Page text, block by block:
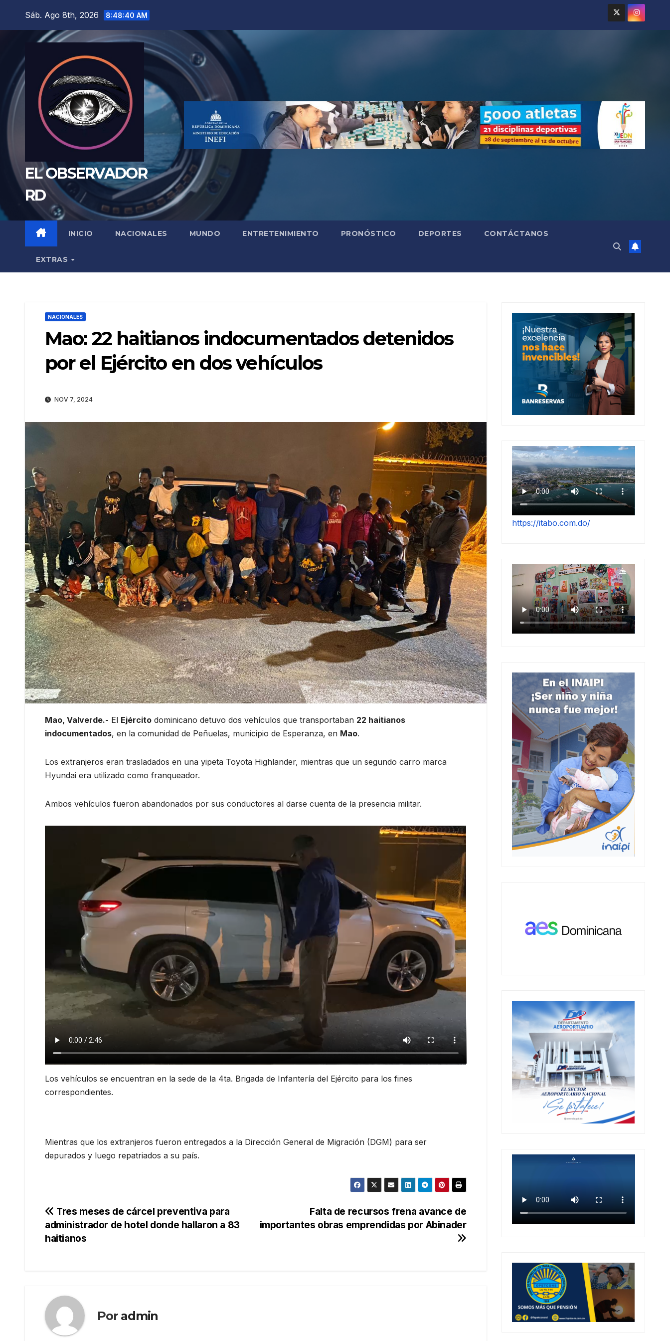
Sáb. Ago 8th, 2026 8:48:41 AM
EL OBSERVADOR
RD
INICIO NACIONALES MUNDO ENTRETENIMIENTO PRONÓSTICO DEPORTES CONTÁCTANOS
EXTRAS
NACIONALES
Mao: 22 haitianos indocumentados detenidos
por el Ejército en dos vehículos
NOV 7, 2024
Mao, Valverde.- El Ejército dominicano detuvo dos vehículos que transportaban 22 haitianos
indocumentados, en la comunidad de Peñuelas, municipio de Esperanza, en Mao.
Los extranjeros eran trasladados en una yipeta Toyota Highlander, mientras que un segundo carro marca
Hyundai era utilizado como franqueador.
Ambos vehículos fueron abandonados por sus conductores al darse cuenta de la presencia militar.
Los vehículos se encuentran en la sede de la 4ta. Brigada de Infantería del Ejército para los fines
correspondientes.
Mientras que los extranjeros fueron entregados a la Dirección General de Migración (DGM) para ser
depurados y luego repatriados a su país.
Navegación
de
Falta de recursos frena avance de
importantes obras emprendidas por Abinader
Tres meses de cárcel preventiva para
administrador de hotel donde hallaron a 83
haitianos
Por admin
https://itabo.com.do/